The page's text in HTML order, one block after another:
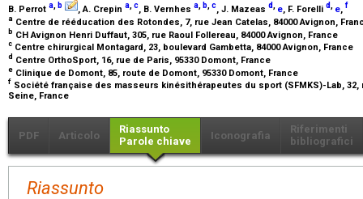
B. Perrot a, b , A. Crepin a,c, B. Vernhes a, b,c, J. Mazeas d, e, F. Forelli d, e, f
a Centre de rééducation des Rotondes, 7, rue Jean Catelas, 84000 Avignon,
b CH Avignon Henri Duffaut, 305, rue Raoul Follereau, 84000 Avignon, France
c Centre chirurgical Montagard, 23, boulevard Gambetta, 84000 Avignon, France
d Centre OrthoSport, 16, rue de Paris, 95330 Domont, France
e Clinique de Domont, 85, route de Domont, 95330 Domont, France
f Société française des masseurs kinésithérapeutes du sport (SFMKS)-Lab,
Seine, France
PDF Articolo
Riassunto
Parole chiave
Iconografia
Riferimenti
bibliografici
Riassunto